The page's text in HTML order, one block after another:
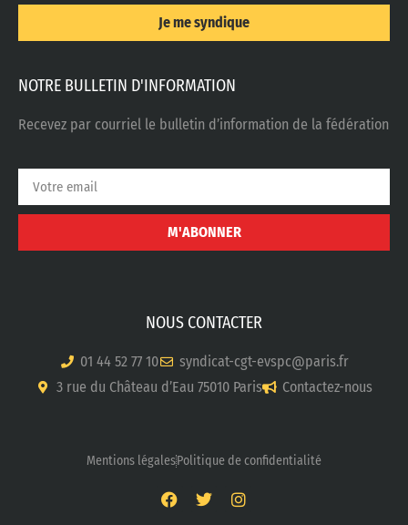
Je me syndique
NOTRE BULLETIN D'INFORMATION
Recevez par courriel le bulletin d’information de la fédération
M'ABONNER
NOUS CONTACTER
01 44 52 77 10
syndicat-cgt-evspc@paris.fr
3 rue du Château d’Eau 75010 Paris
Contactez-nous
Mentions légalesPolitique de confidentialité